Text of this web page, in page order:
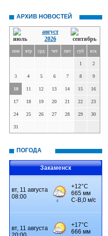
АРХИВ НОВОСТЕЙ
август
2026
пон втр срд чет пят суб вск
1 2
3 4 5 6 7 8 9
10 11 12 13 14 15 16
17 18 19 20 21 22 23
24 25 26 27 28 29 30
31
ПОГОДА
Закаменск